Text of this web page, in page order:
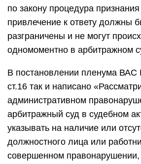
по закону процедура
привлечение к ответу должны
разграничены и не могут
одномоментно в арбитражном
В постановлении пленума ВАС
ст.16 так и написано
административном
арбитражный суд в судебном
указывать на наличие или
должностного лица или
совершенном правонарушении,